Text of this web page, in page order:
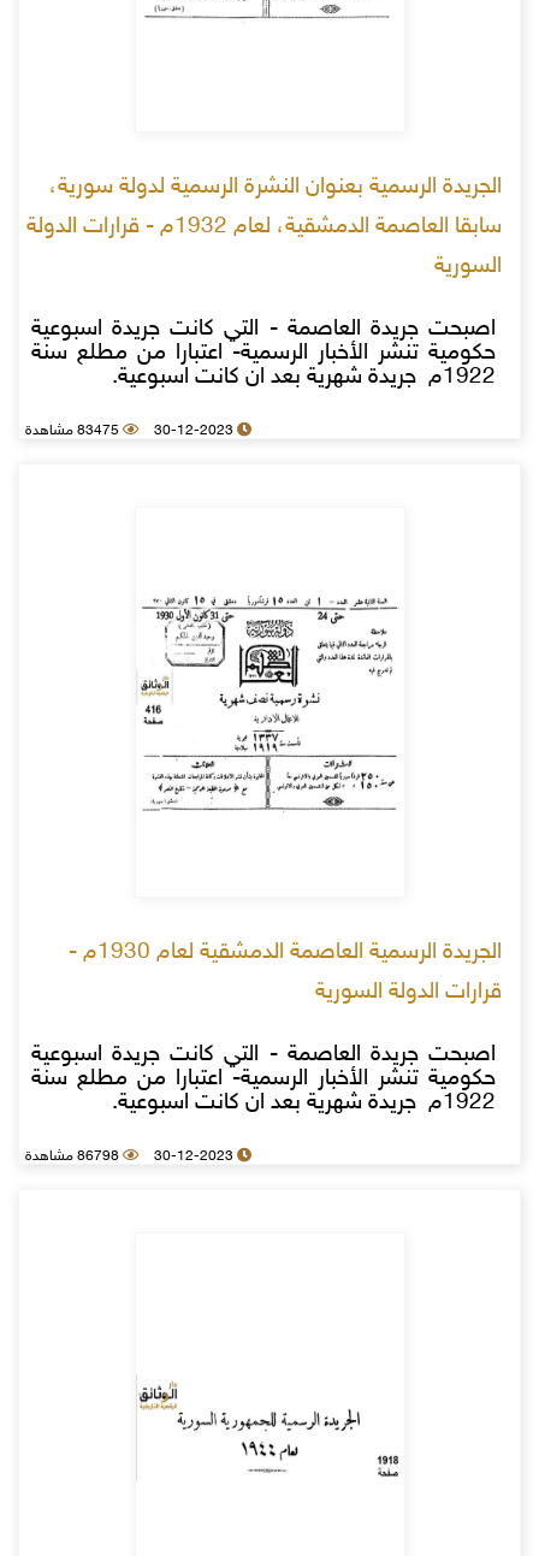
الجريدة الرسمية بعنوان النشرة الرسمية لدولة سورية،
سابقا العاصمة الدمشقية، لعام 1932م - قرارات الدولة
السورية
اصبحت جريدة العاصمة - التي كانت جريدة اسبوعية
حكومية تنشر الأخبار الرسمية- اعتبارا من مطلع سنة
1922م جريدة شهرية بعد ان كانت اسبوعية.
30-12-2023 83475 مشاهدة
الجريدة الرسمية العاصمة الدمشقية لعام 1930م -
قرارات الدولة السورية
اصبحت جريدة العاصمة - التي كانت جريدة اسبوعية
حكومية تنشر الأخبار الرسمية- اعتبارا من مطلع سنة
1922م جريدة شهرية بعد ان كانت اسبوعية.
30-12-2023 86798 مشاهدة